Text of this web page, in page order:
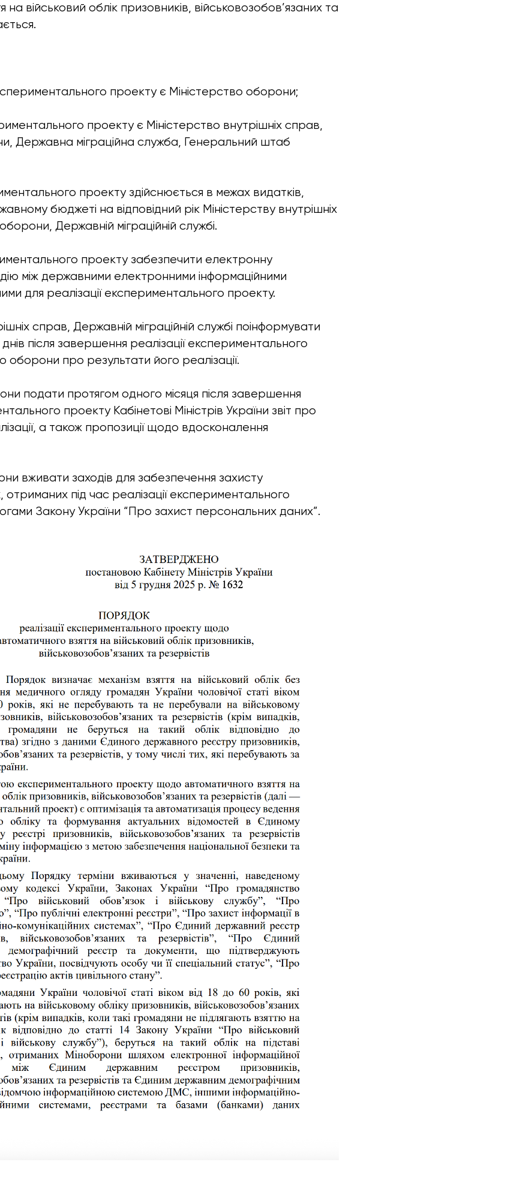
на військовий облік призовників, військовозобов’язаних та
проекту є Міністерство оборони;
проекту є Міністерство внутрішніх справ,
Державна міграційна служба, Генеральний штаб
проекту здійснюється в межах видатків,
бюджеті на відповідний рік Міністерству внутрішніх
Державній міграційній службі.
проекту забезпечити електронну
між державними електронними інформаційними
для реалізації експериментального проекту.
справ, Державній міграційній службі поінформувати
після завершення реалізації експериментального
оборони про результати його реалізації.
подати протягом одного місяця після завершення
проекту Кабінетові Міністрів України звіт про
а також пропозиції щодо вдосконалення
вживати заходів для забезпечення захисту
під час реалізації експериментального
Закону України “Про захист персональних даних”.